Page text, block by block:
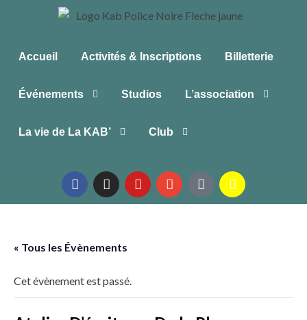
Accueil Activités & Inscriptions Billetterie
Événements Studios L’association
La vie de La KAB’ Club
« Tous les Évènements
Cet évènement est passé.